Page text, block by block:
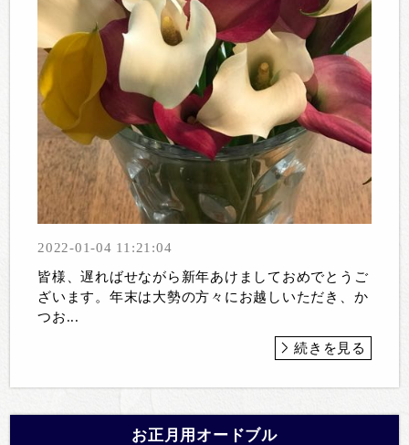
2022-01-04 11:21:04
皆様、遅ればせながら新年あけましておめでとうご
ざいます。年末は大勢の方々にお越しいただき、か
つお...
続きを見る
お正月用オードブル